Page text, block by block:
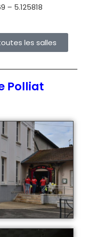
– 5.125818
les salles
Polliat